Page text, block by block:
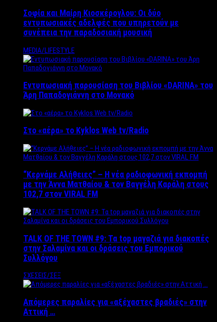
Σοφία και Μαίρη Κιοσκέρογλου: Οι δύο
εντυπωσιακές αδελφές που υπηρετούν με
συνέπεια την παραδοσιακή μουσική
MEDIA/LIFESTYLE
Εντυπωσιακή παρουσίαση του Βιβλίου «DARINA» του
Άρη Παπαδογιάννη στο Μονακό
Στο «αέρα» το Kyklos Web tv/Radio
“Kερνάμε Αλήθειες” – Η νέα ραδιοφωνική εκπομπή
με την Άννα Ματθαίου & τον Βαγγέλη Καράλη στους
102,7 στον VIRAL FM
TALK OF THE TOWN #9: Τα top μαγαζιά για διακοπές
στην Σαλαμίνα και οι δράσεις του Εμπορικού
Συλλόγου
ΣΧΕΣΕΙΣ/ΣΕΞ
Απόμερες παραλίες για «αξέχαστες βραδιές» στην
Αττική …